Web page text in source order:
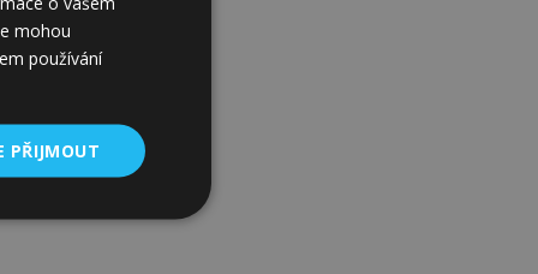
mohou
používání
PŘIJMOUT